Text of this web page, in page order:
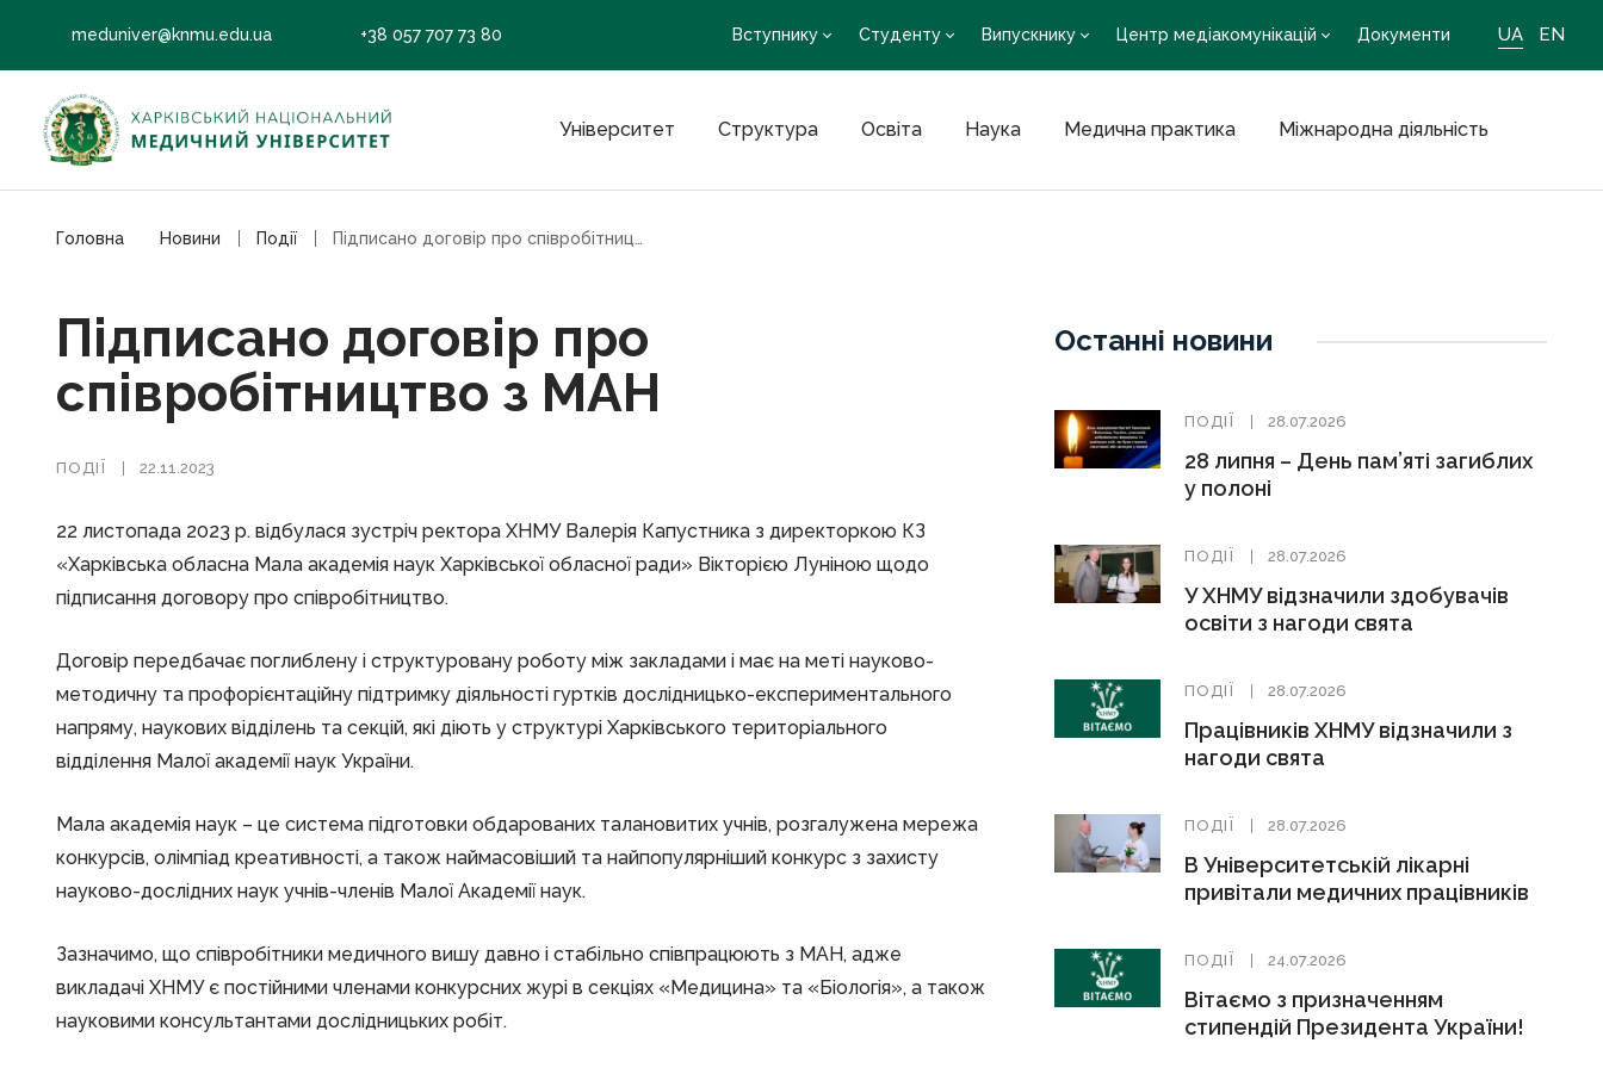
meduniver@knmu.edu.ua +38 057 707 73 80 Вступнику Студенту Випускнику Центр медіакомунікацій Документи UA EN
Університет Структура Освіта Наука Медична практика Міжнародна діяльність
Головна Новини Події
Підписано договір про
співробітництво з МАН
ПОДІЇ 22.11.2023
22 листопада 2023 р. відбулася зустріч ректора ХНМУ Валерія Капустника з директоркою КЗ
«Харківська обласна Мала академія наук Харківської обласної ради» Вікторією Луніною щодо
підписання договору про співробітництво.
Договір передбачає поглиблену і структуровану роботу між закладами і має на меті науково-
методичну та профорієнтаційну підтримку діяльності гуртків дослідницько-експериментального
напряму, наукових відділень та секцій, які діють у структурі Харківського територіального
відділення Малої академії наук України.
Мала академія наук – це система підготовки обдарованих талановитих учнів, розгалужена мережа
конкурсів, олімпіад креативності, а також наймасовіший та найпопулярніший конкурс з захисту
науково-дослідних наук учнів-членів Малої Академії наук.
Зазначимо, що співробітники медичного вишу давно і стабільно співпрацюють з МАН, адже
викладачі ХНМУ є постійними членами конкурсних журі в секціях «Медицина» та «Біологія», а також
науковими консультантами дослідницьких робіт.
Останні новини
ПОДІЇ 28.07.2026
28 липня – День пам’яті загиблих
у полоні
ПОДІЇ 28.07.2026
У ХНМУ відзначили здобувачів
освіти з нагоди свята
ПОДІЇ 28.07.2026
Працівників ХНМУ відзначили з
нагоди свята
ПОДІЇ 28.07.2026
В Університетській лікарні
привітали медичних працівників
ПОДІЇ 24.07.2026
Вітаємо з призначенням
стипендій Президента України!